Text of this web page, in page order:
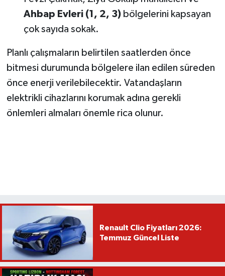
Ahbap Evleri (1, 2, 3)bölgelerini kapsayan
çok sayıda sokak.
Planlı çalışmaların belirtilen saatlerden önce
bitmesi durumunda bölgelere ilan edilen süreden
önce enerji verilebilecektir. Vatandaşların
elektrikli cihazlarını korumak adına gerekli
önlemleri almaları önemle rica olunur.
Renault Clio Fiyatları 2026:
Temmuz Güncel Liste